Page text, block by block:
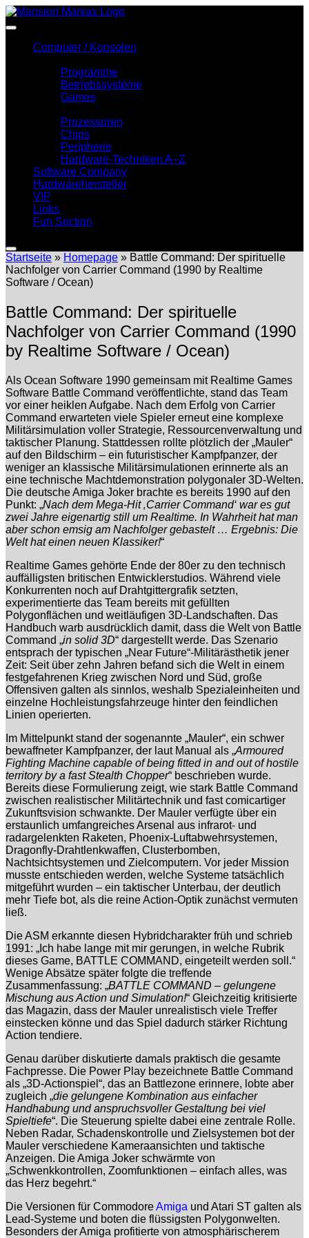
Zum
Inhalt
Computer / Konsolen
Programme
Betriebssysteme
Games
Prozessoren
Chips
Peripherie
Hardware-Techniken A–Z
Software Company
Hardwarehersteller
VIP
Links
Fun Section
Startseite » Homepage » Battle Command: Der spirituelle
Nachfolger von Carrier Command (1990 by Realtime
Software / Ocean)
Battle Command: Der spirituelle
Nachfolger von Carrier Command (1990
by Realtime Software / Ocean)
Als Ocean Software 1990 gemeinsam mit Realtime Games
Software Battle Command veröffentlichte, stand das Team
vor einer heiklen Aufgabe. Nach dem Erfolg von Carrier
Command erwarteten viele Spieler erneut eine komplexe
Militärsimulation voller Strategie, Ressourcenverwaltung und
taktischer Planung. Stattdessen rollte plötzlich der „Mauler“
auf den Bildschirm – ein futuristischer Kampfpanzer, der
weniger an klassische Militärsimulationen erinnerte als an
eine technische Machtdemonstration polygonaler 3D-Welten.
Die deutscheAmiga Joker brachte es bereits 1990 auf den
Punkt: „Nach dem Mega-Hit ‚Carrier Command‘ war es gut
zwei Jahre eigenartig still um Realtime. In Wahrheit hat man
aber schon emsig am Nachfolger gebastelt … Ergebnis: Die
Welt hat einen neuen Klassiker!“
Realtime Games gehörte Ende der 80er zu den technisch
auffälligsten britischen Entwicklerstudios. Während viele
Konkurrenten noch auf Drahtgittergrafik setzten,
experimentierte das Team bereits mit gefüllten
Polygonflächen und weitläufigen 3D-Landschaften. Das
Handbuch warb ausdrücklich damit, dass die Welt von Battle
Command „in solid 3D“ dargestellt werde. Das Szenario
entsprach der typischen „Near Future“-Militärästhetik jener
Zeit: Seit über zehn Jahren befand sich die Welt in einem
festgefahrenen Krieg zwischen Nord und Süd, große
Offensiven galten als sinnlos, weshalb Spezialeinheiten und
einzelne Hochleistungsfahrzeuge hinter den feindlichen
Linien operierten.
Im Mittelpunkt stand der sogenannte „Mauler“, ein schwer
bewaffneter Kampfpanzer, der laut Manual als „Armoured
Fighting Machine capable of being fitted in and out of hostile
territory by a fast Stealth Chopper“ beschrieben wurde.
Bereits diese Formulierung zeigt, wie stark Battle Command
zwischen realistischer Militärtechnik und fast comicartiger
Zukunftsvision schwankte. Der Mauler verfügte über ein
erstaunlich umfangreiches Arsenal aus infrarot- und
radargelenkten Raketen, Phoenix-Luftabwehrsystemen,
Dragonfly-Drahtlenkwaffen, Clusterbomben,
Nachtsichtsystemen und Zielcomputern. Vor jeder Mission
musste entschieden werden, welche Systeme tatsächlich
mitgeführt wurden – ein taktischer Unterbau, der deutlich
mehr Tiefe bot, als die reine Action-Optik zunächst vermuten
ließ.
DieASM erkannte diesen Hybridcharakter früh und schrieb
1991: „Ich habe lange mit mir gerungen, in welche Rubrik
dieses Game, BATTLE COMMAND, eingeteilt werden soll.“
Wenige Absätze später folgte die treffende
Zusammenfassung: „BATTLE COMMAND – gelungene
Mischung aus Action und Simulation!“ Gleichzeitig kritisierte
das Magazin, dass der Mauler unrealistisch viele Treffer
einstecken könne und das Spiel dadurch stärker Richtung
Action tendiere.
Genau darüber diskutierte damals praktisch die gesamte
Fachpresse. Die Power Play bezeichnete Battle Command
als „3D-Actionspiel“, das an Battlezone erinnere, lobte aber
zugleich „die gelungene Kombination aus einfacher
Handhabung und anspruchsvoller Gestaltung bei viel
Spieltiefe“. Die Steuerung spielte dabei eine zentrale Rolle.
Neben Radar, Schadenskontrolle und Zielsystemen bot der
Mauler verschiedene Kameraansichten und taktische
Anzeigen. DieAmiga Joker schwärmte von
„Schwenkkontrollen, Zoomfunktionen – einfach alles, was
das Herz begehrt.“
Die Versionen für CommodoreAmiga und Atari ST galten als
Lead-Systeme und boten die flüssigsten Polygonwelten.
Besonders der Amiga profitierte von atmosphärischerem